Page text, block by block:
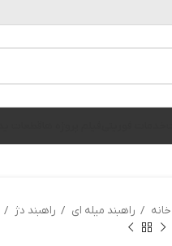
خانه راهبند میله ای راهبند دژ